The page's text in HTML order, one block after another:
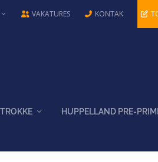
VAKATURES KONTAK
HUPPELLAND PRE-